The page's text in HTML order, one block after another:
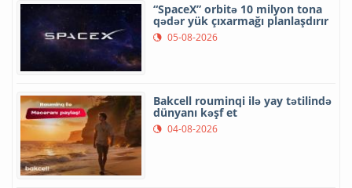
“SpaceX” orbitə 10 milyon tona
qədər yük çıxarmağı planlaşdırır
05-08-2026
Bakcell rouminqi ilə yay tətilində
dünyanı kəşf et
04-08-2026